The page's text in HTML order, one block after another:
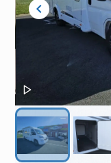
chevron_left